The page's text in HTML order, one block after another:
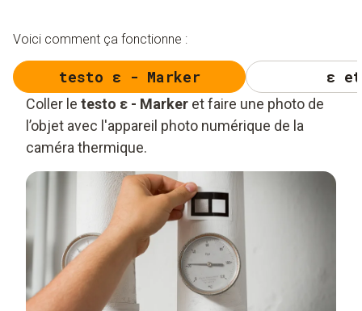
Voici comment ça fonctionne :
testo ε - Marker ε et
Coller le testo ε - Marker et faire une photo de
l’objet avec l'appareil photo numérique de la
caméra thermique.